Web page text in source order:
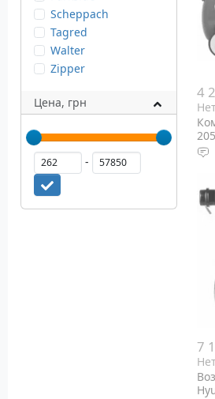
Scheppach
Tagred
Walter
Zipper
Цена, грн
-
4
7